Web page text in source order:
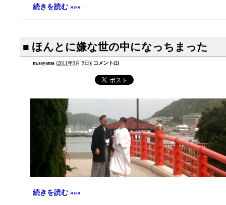
続きを読む »»»
■ ほんとに嫌な世の中になっちまった
m.sayama (2011年9月 9日)| コメント(2)
続きを読む »»»